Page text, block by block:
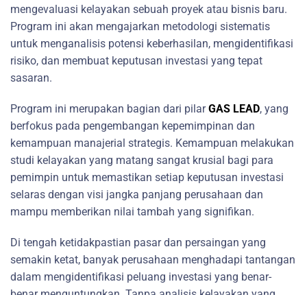
mengevaluasi kelayakan sebuah proyek atau bisnis baru.
Program ini akan mengajarkan metodologi sistematis
untuk menganalisis potensi keberhasilan, mengidentifikasi
risiko, dan membuat keputusan investasi yang tepat
sasaran.
Program ini merupakan bagian dari pilarGAS LEAD, yang
berfokus pada pengembangan kepemimpinan dan
kemampuan manajerial strategis. Kemampuan melakukan
studi kelayakan yang matang sangat krusial bagi para
pemimpin untuk memastikan setiap keputusan investasi
selaras dengan visi jangka panjang perusahaan dan
mampu memberikan nilai tambah yang signifikan.
Di tengah ketidakpastian pasar dan persaingan yang
semakin ketat, banyak perusahaan menghadapi tantangan
dalam mengidentifikasi peluang investasi yang benar-